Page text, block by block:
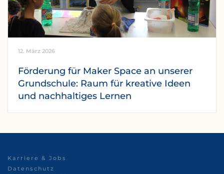
12. März 2026
Förderung für Maker Space an unserer
Grundschule: Raum für kreative Ideen
und nachhaltiges Lernen
Karriere & Jobs
Datenschutz